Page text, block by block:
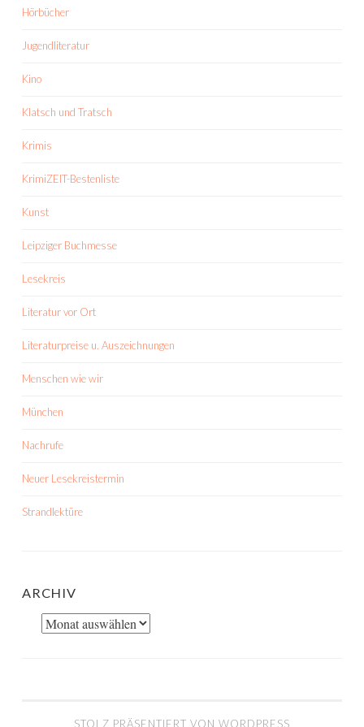
Hörbücher
Jugendliteratur
Kino
Klatsch und Tratsch
Krimis
KrimiZEIT-Bestenliste
Kunst
Leipziger Buchmesse
Lesekreis
Literatur vor Ort
Literaturpreise u. Auszeichnungen
Menschen wie wir
München
Nachrufe
Neuer Lesekreistermin
Strandlektüre
ARCHIV
Archiv
STOLZ PRÄSENTIERT VON WORDPRESS